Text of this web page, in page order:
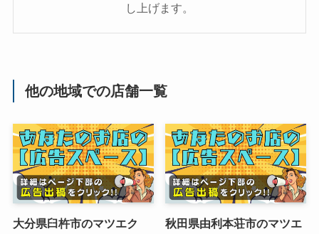
し上げます。
他の地域での店舗一覧
大分県臼杵市のマツエク
秋田県由利本荘市のマツエ